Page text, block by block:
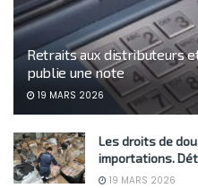
Retraits aux distributeurs
publie une note
19 MARS 2026
Les droits de
importations.
19 MARS 2026